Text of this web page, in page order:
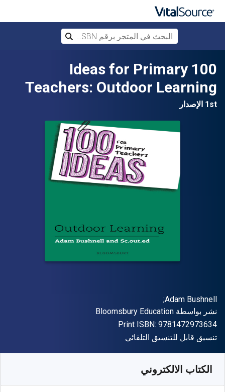
تخطي إلى المحتوى الرئيسي100 Ideas for Primary
Teachers: Outdoor Learning
1st الإصدار
المؤلف (المؤلفون)
Adam Bushnell;
الناشر
نشر بواسطة Bloomsbury Education
Print ISBN: 9781472973634
شكل
تنسيق قابل للتنسيق التلقائي
الكتاب الالكتروني